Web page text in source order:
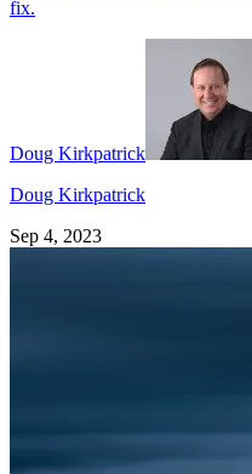
fix.
Doug Kirkpatrick
Doug Kirkpatrick
Sep 4, 2023